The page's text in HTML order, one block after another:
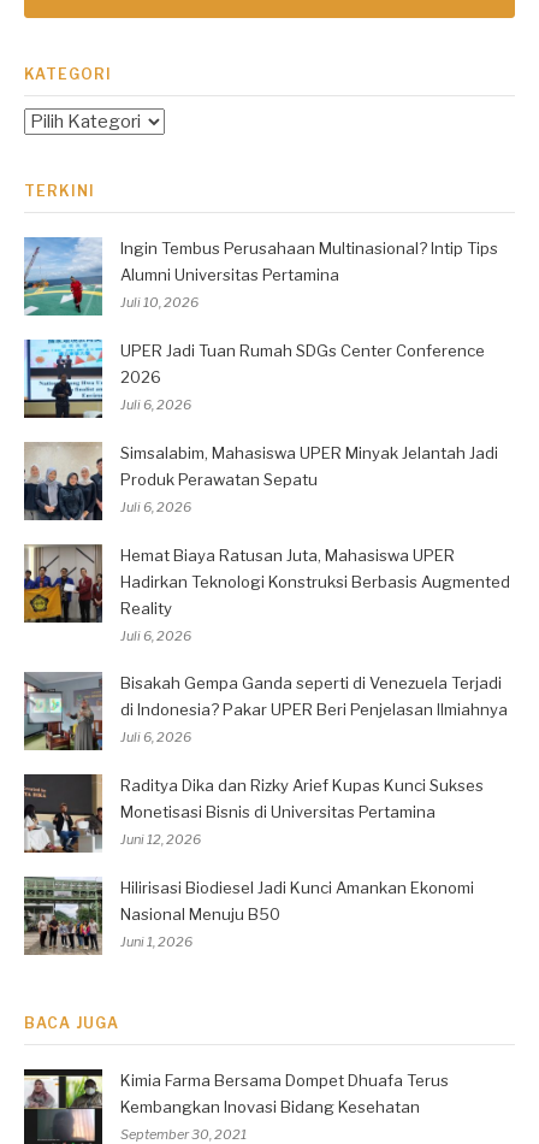
KATEGORI
Kategori
TERKINI
Ingin Tembus Perusahaan Multinasional? Intip Tips
Alumni Universitas Pertamina
Juli 10, 2026
UPER Jadi Tuan Rumah SDGs Center Conference
2026
Juli 6, 2026
Simsalabim, Mahasiswa UPER Minyak Jelantah Jadi
Produk Perawatan Sepatu
Juli 6, 2026
Hemat Biaya Ratusan Juta, Mahasiswa UPER
Hadirkan Teknologi Konstruksi Berbasis Augmented
Reality
Juli 6, 2026
Bisakah Gempa Ganda seperti di Venezuela Terjadi
di Indonesia? Pakar UPER Beri Penjelasan Ilmiahnya
Juli 6, 2026
Raditya Dika dan Rizky Arief Kupas Kunci Sukses
Monetisasi Bisnis di Universitas Pertamina
Juni 12, 2026
Hilirisasi Biodiesel Jadi Kunci Amankan Ekonomi
Nasional Menuju B50
Juni 1, 2026
BACA JUGA
Kimia Farma Bersama Dompet Dhuafa Terus
Kembangkan Inovasi Bidang Kesehatan
September 30, 2021